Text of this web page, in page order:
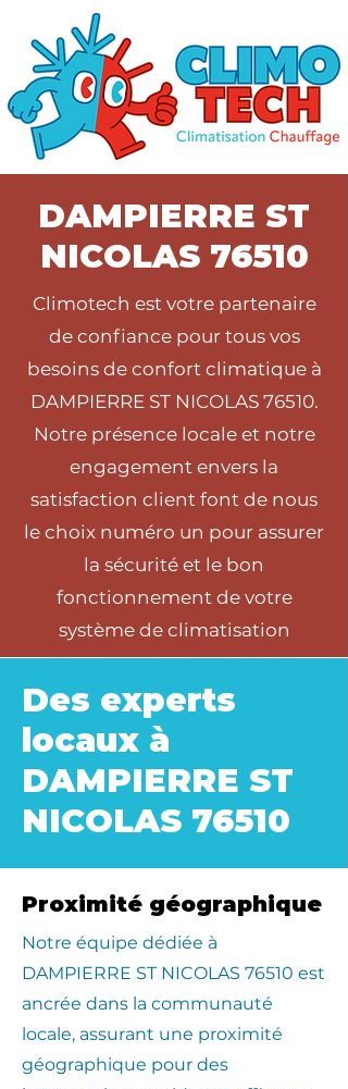
DAMPIERRE ST
NICOLAS 76510
Climotech est votre partenaire
de confiance pour tous vos
besoins de confort climatique à
DAMPIERRE ST NICOLAS 76510.
Notre présence locale et notre
engagement envers la
satisfaction client font de nous
le choix numéro un pour assurer
la sécurité et le bon
fonctionnement de votre
système de climatisation
Des experts
locaux à
DAMPIERRE ST
NICOLAS 76510
Proximité géographique
​Notre équipe dédiée à
DAMPIERRE ST NICOLAS 76510 est
ancrée dans la communauté
locale, assurant une proximité
géographique pour des